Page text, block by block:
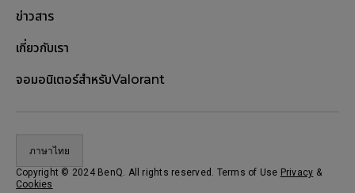
ข่าวสาร
เกี่ยวกับเรา
จอมอนิเตอร์สำหรับValorant
ภาษาไทย
Copyright © 2024 BenQ. All rights reserved. Terms of Use Privacy &
Cookies